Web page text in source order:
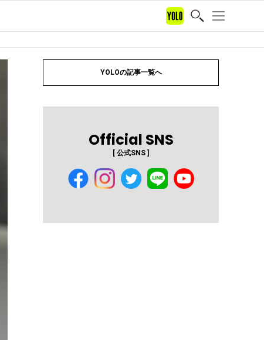
YOLOの記事一覧へ
Official SNS
[ 公式SNS ]